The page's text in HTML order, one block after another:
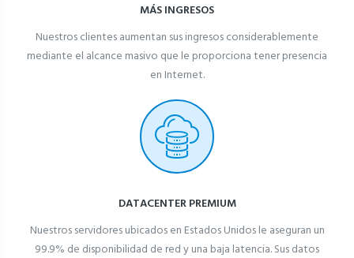
MÁS INGRESOS
Nuestros clientes aumentan sus ingresos considerablemente
mediante el alcance masivo que le proporciona tener presencia
en Internet.
DATACENTER PREMIUM
Nuestros servidores ubicados en Estados Unidos le aseguran un
99.9% de disponibilidad de red y una baja latencia. Sus datos